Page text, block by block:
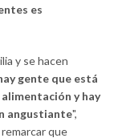
es
y se hacen
gente que está
y hay
angustiante",
que